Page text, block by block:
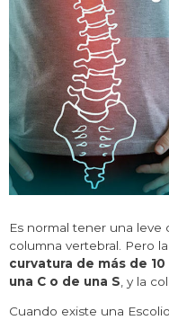
Es normal tener una leve
columna vertebral. Pero
curvatura de más de
una C o de una S , y la
Cuando existe una